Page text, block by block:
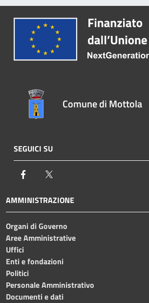
Comune di Mottola
SEGUICI SU
Facebook
AMMINISTRAZIONE
Organi di Governo
Aree Amministrative
Uffici
Enti e fondazioni
Politici
Personale Amministrativo
Documenti e dati